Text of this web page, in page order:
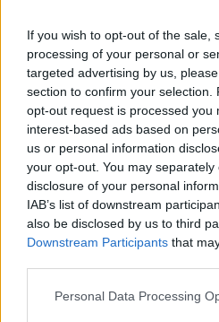
If you wish to opt-out of the sale,
processing of your personal or
targeted advertising by us,
section to confirm your selection.
opt-out request is processed you
interest-based ads based on
us or personal information
your opt-out. You may
disclosure of your personal
IAB’s list of downstream
also be disclosed by us to third
Downstream Participants that
Personal Data Processing